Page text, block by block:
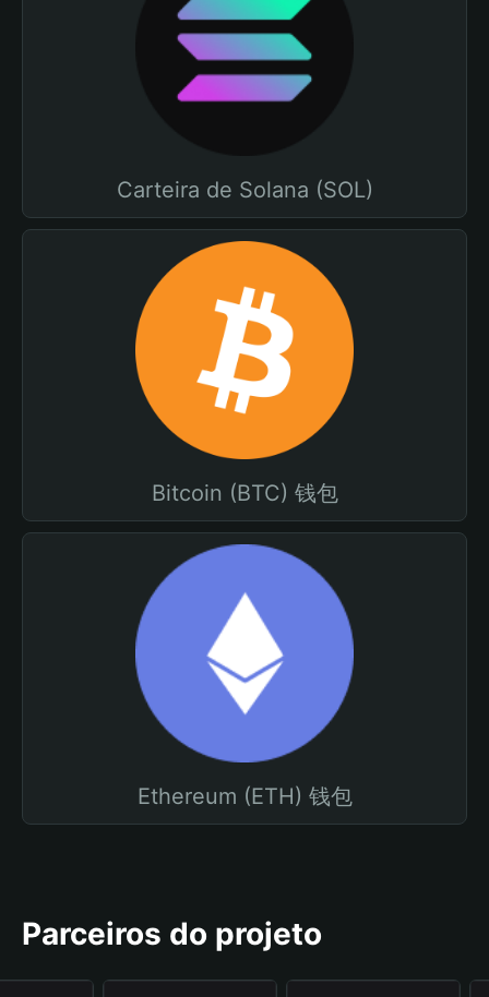
Carteira de Solana (SOL)
Bitcoin (BTC) 钱包
Ethereum (ETH) 钱包
Parceiros do projeto